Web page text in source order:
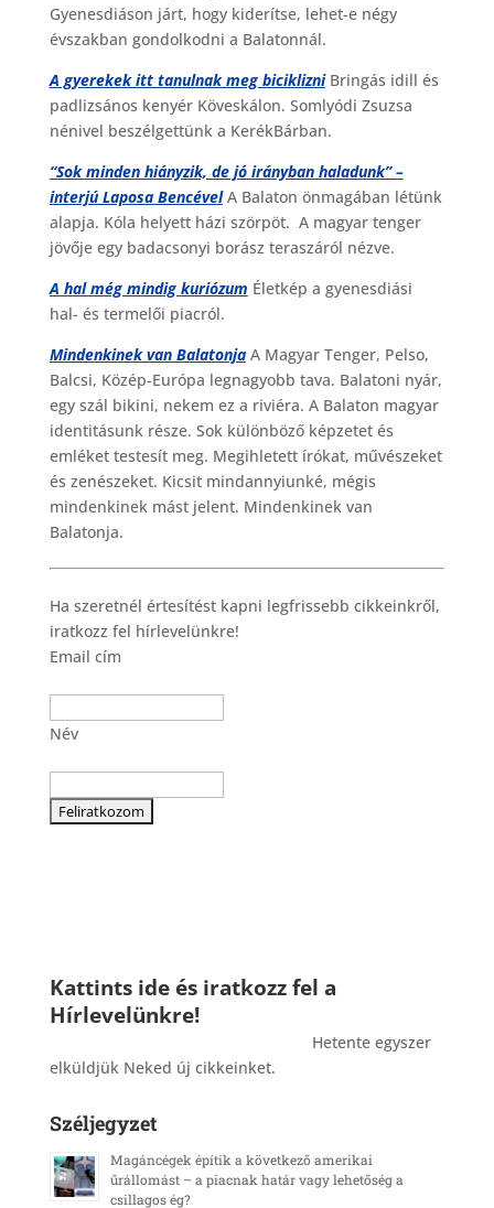
Gyenesdiáson járt, hogy kiderítse, lehet-e négy
évszakban gondolkodni a Balatonnál.
A gyerekek itt tanulnak meg biciklizni Bringás idill és
padlizsános kenyér Köveskálon. Somlyódi Zsuzsa
nénivel beszélgettünk a KerékBárban.
“Sok minden hiányzik, de jó irányban haladunk” –
interjú Laposa Bencével A Balaton önmagában létünk
alapja. Kóla helyett házi szörpöt. A magyar tenger
jövője egy badacsonyi borász teraszáról nézve.
A hal még mindig kuriózum Életkép a gyenesdiási
hal- és termelői piacról.
Mindenkinek van Balatonja A Magyar Tenger, Pelso,
Balcsi, Közép-Európa legnagyobb tava. Balatoni nyár,
egy szál bikini, nekem ez a riviéra. A Balaton magyar
identitásunk része. Sok különböző képzetet és
emléket testesít meg. Megihletett írókat, művészeket
és zenészeket. Kicsit mindannyiunké, mégis
mindenkinek mást jelent. Mindenkinek van
Balatonja.
Ha szeretnél értesítést kapni legfrissebb cikkeinkről,
iratkozz fel hírlevelünkre!
Email cím
Név
Kattints ide és iratkozz fel a
Hírlevelünkre!
Hetente egyszer
elküldjük Neked új cikkeinket.
Széljegyzet
Magáncégek építik a következő amerikai
űrállomást – a piacnak határ vagy lehetőség a
csillagos ég?